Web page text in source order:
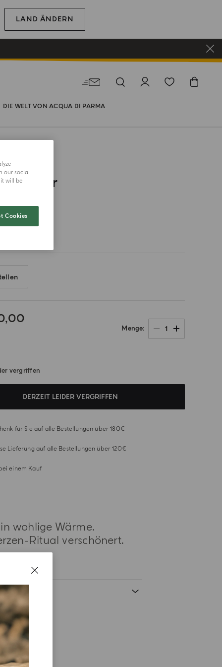
LAND ÄNDERN
DIE WELT VON ACQUA DI PARMA
Menge 1
vergriffen
DERZEIT LEIDER VERGRIFFEN
für Sie auf alle Bestellungen über 180€
Lieferung auf alle Bestellungen über 120€
einem Kauf
wohlige Wärme.
Ritual verschönert.
our social
will be
Cookies